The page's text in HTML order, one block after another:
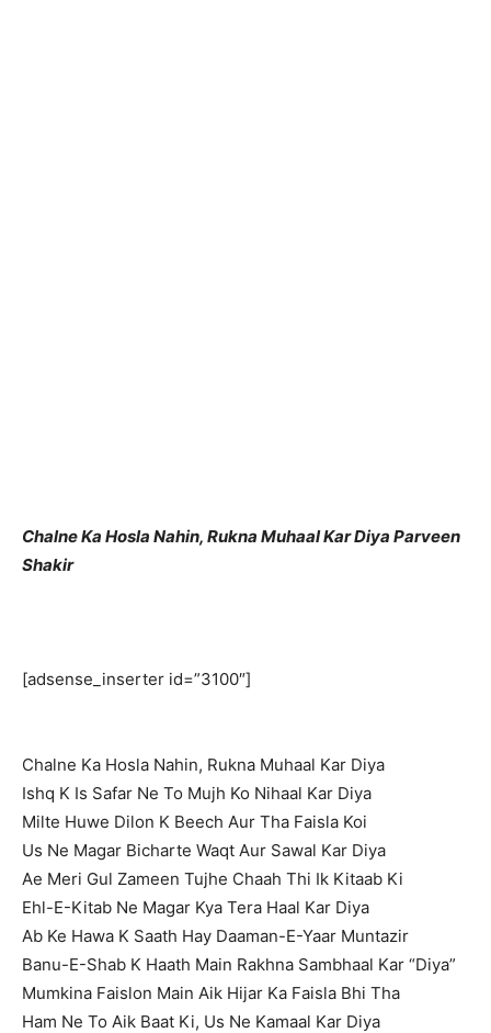
Chalne Ka Hosla Nahin, Rukna Muhaal Kar Diya Parveen
Shakir
[adsense_inserter id=”3100″]
Chalne Ka Hosla Nahin, Rukna Muhaal Kar Diya
Ishq K Is Safar Ne To Mujh Ko Nihaal Kar Diya
Milte Huwe Dilon K Beech Aur Tha Faisla Koi
Us Ne Magar Bicharte Waqt Aur Sawal Kar Diya
Ae Meri Gul Zameen Tujhe Chaah Thi Ik Kitaab Ki
Ehl-E-Kitab Ne Magar Kya Tera Haal Kar Diya
Ab Ke Hawa K Saath Hay Daaman-E-Yaar Muntazir
Banu-E-Shab K Haath Main Rakhna Sambhaal Kar “Diya”
Mumkina Faislon Main Aik Hijar Ka Faisla Bhi Tha
Ham Ne To Aik Baat Ki, Us Ne Kamaal Kar Diya